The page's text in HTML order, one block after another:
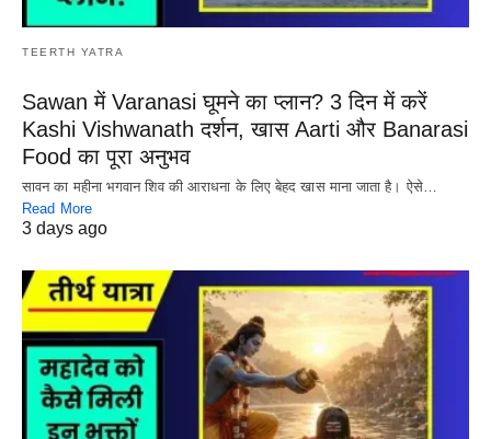
TEERTH YATRA
Sawan में Varanasi घूमने का प्लान? 3 दिन में करें
Kashi Vishwanath दर्शन, खास Aarti और Banarasi
Food का पूरा अनुभव
सावन का महीना भगवान शिव की आराधना के लिए बेहद खास माना जाता है। ऐसे…
Read More
3 days ago